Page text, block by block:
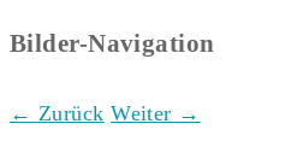
Bilder-Navigation
← Zurück Weiter →